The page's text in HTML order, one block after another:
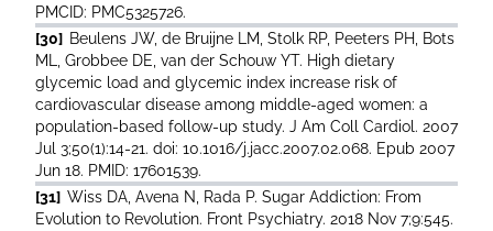
PMCID: PMC5325726.
[30] Beulens JW, de Bruijne LM, Stolk RP, Peeters PH, Bots
ML, Grobbee DE, van der Schouw YT. High dietary
glycemic load and glycemic index increase risk of
cardiovascular disease among middle-aged women: a
population-based follow-up study. J Am Coll Cardiol. 2007
Jul 3;50(1):14-21. doi: 10.1016/j.jacc.2007.02.068. Epub 2007
Jun 18. PMID: 17601539.
[31] Wiss DA, Avena N, Rada P. Sugar Addiction: From
Evolution to Revolution. Front Psychiatry. 2018 Nov 7;9:545.